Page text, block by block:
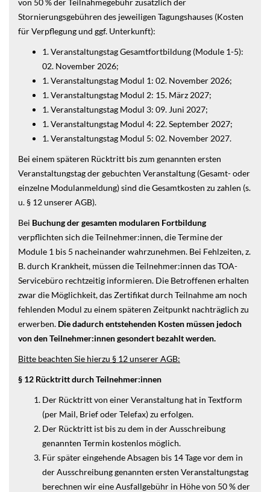
von 50 % der Teilnahmegebühr zusätzlich der
Stornierungsgebühren des jeweiligen Tagungshauses (Kosten
für Verpflegung und ggf. Unterkunft):
1. Veranstaltungstag Gesamtfortbildung (Module 1-5):
02. November 2026;
1. Veranstaltungstag Modul 1: 02. November 2026;
1. Veranstaltungstag Modul 2: 15. März 2027;
1. Veranstaltungstag Modul 3: 09. Juni 2027;
1. Veranstaltungstag Modul 4: 22. September 2027;
1. Veranstaltungstag Modul 5: 02. November 2027.
Bei einem späteren Rücktritt bis zum genannten ersten
Veranstaltungstag der gebuchten Veranstaltung (Gesamt- oder
einzelne Modulanmeldung) sind die Gesamtkosten zu zahlen (s.
u. § 12 unserer AGB).
Bei Buchung der gesamten modularen Fortbildung
verpflichten sich die Teilnehmer:innen, die Termine der
Module 1 bis 5 nacheinander wahrzunehmen. Bei Fehlzeiten, z.
B. durch Krankheit, müssen die Teilnehmer:innen das TOA-
Servicebüro rechtzeitig informieren. Die Betroffenen erhalten
zwar die Möglichkeit, das Zertifikat durch Teilnahme am noch
fehlenden Modul zu einem späteren Zeitpunkt nachträglich zu
erwerben. Die dadurch entstehenden Kosten müssen jedoch
von den Teilnehmer:innen gesondert bezahlt werden.
Bitte beachten Sie hierzu § 12 unserer AGB:
§ 12 Rücktritt durch Teilnehmer:innen
Der Rücktritt von einer Veranstaltung hat in Textform
(per Mail, Brief oder Telefax) zu erfolgen.
Der Rücktritt ist bis zu dem in der Ausschreibung
genannten Termin kostenlos möglich.
Für später eingehende Absagen bis 14 Tage vor dem in
der Ausschreibung genannten ersten Veranstaltungstag
berechnen wir eine Ausfallgebühr in Höhe von 50 % der